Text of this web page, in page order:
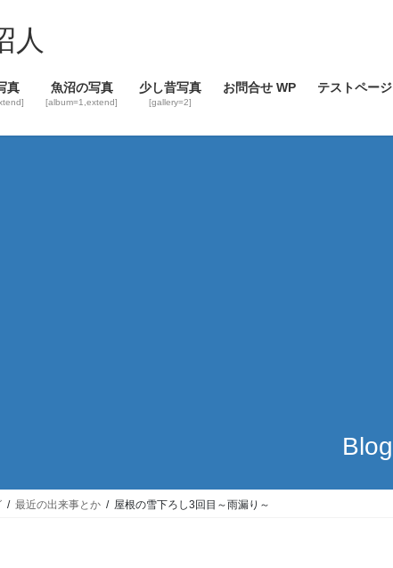
人
真 魚沼の写真
[album=1,extend]
少し昔写真
[gallery=2]
お問合せ WP テストページ
Blog
最近の出来事とか 屋根の雪下ろし3回目～雨漏り～